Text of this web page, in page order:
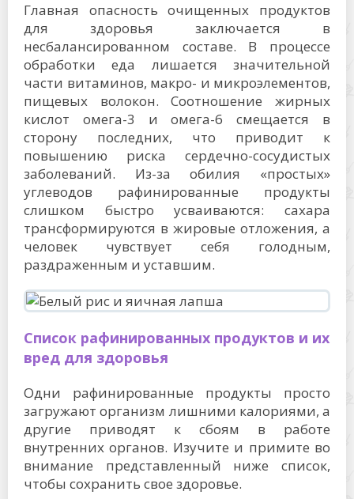
Главная опасность очищенных продуктов
для здоровья заключается в
несбалансированном составе. В процессе
обработки еда лишается значительной
части витаминов, макро- и микроэлементов,
пищевых волокон. Соотношение жирных
кислот омега-3 и омега-6 смещается в
сторону последних, что приводит к
повышению риска сердечно-сосудистых
заболеваний. Из-за обилия «простых»
углеводов рафинированные продукты
слишком быстро усваиваются: сахара
трансформируются в жировые отложения, а
человек чувствует себя голодным,
раздраженным и уставшим.
Список рафинированных продуктов и их
вред для здоровья
Одни рафинированные продукты просто
загружают организм лишними калориями, а
другие приводят к сбоям в работе
внутренних органов. Изучите и примите во
внимание представленный ниже список,
чтобы сохранить свое здоровье.